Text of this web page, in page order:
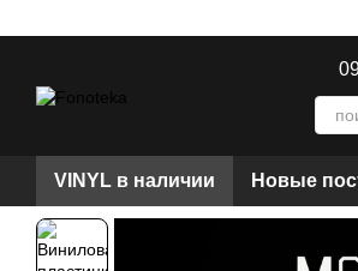
VINYL в наличии Новые